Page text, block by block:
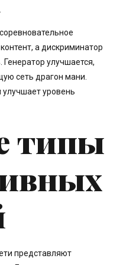
а дискриминатор
Генератор улучшается,
сеть драгон мани.
уровень
типы
представляют